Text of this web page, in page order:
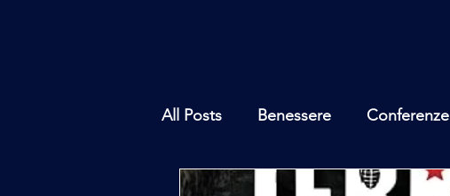
All Posts Benessere Conferenze
Ambiente Inchieste - Interviste